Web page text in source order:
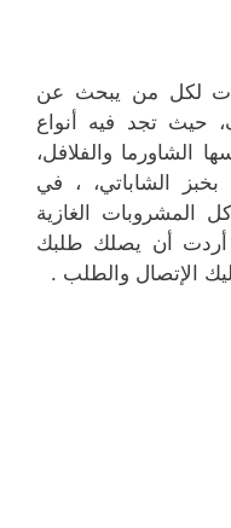
لكل من يبحث عن
حيث تجد فيه أنواع
الشاورما والفلافل،
الشاباتي، ، في
المشروبات الغازية
أردت أن يصلك طلبك
الإتصال والطلب .